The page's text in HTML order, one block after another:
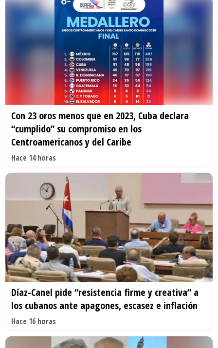
Con 23 oros menos que en 2023, Cuba declara
“cumplido” su compromiso en los
Centroamericanos y del Caribe
Hace 14 horas
Díaz-Canel pide “resistencia firme y creativa” a
los cubanos ante apagones, escasez e inflación
Hace 16 horas